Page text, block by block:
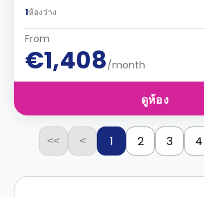
1ห้องว่าง
From
€1,408/month
ดูห้อง
<< < 1 2 3 4